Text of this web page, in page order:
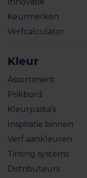
Keurmerken
Verfcalculator
Kleur
Assortiment
Prikbord
Kleurpasta’s
Inspiratie binnen
Verf aankleuren
Tinting systems
Distributeurs